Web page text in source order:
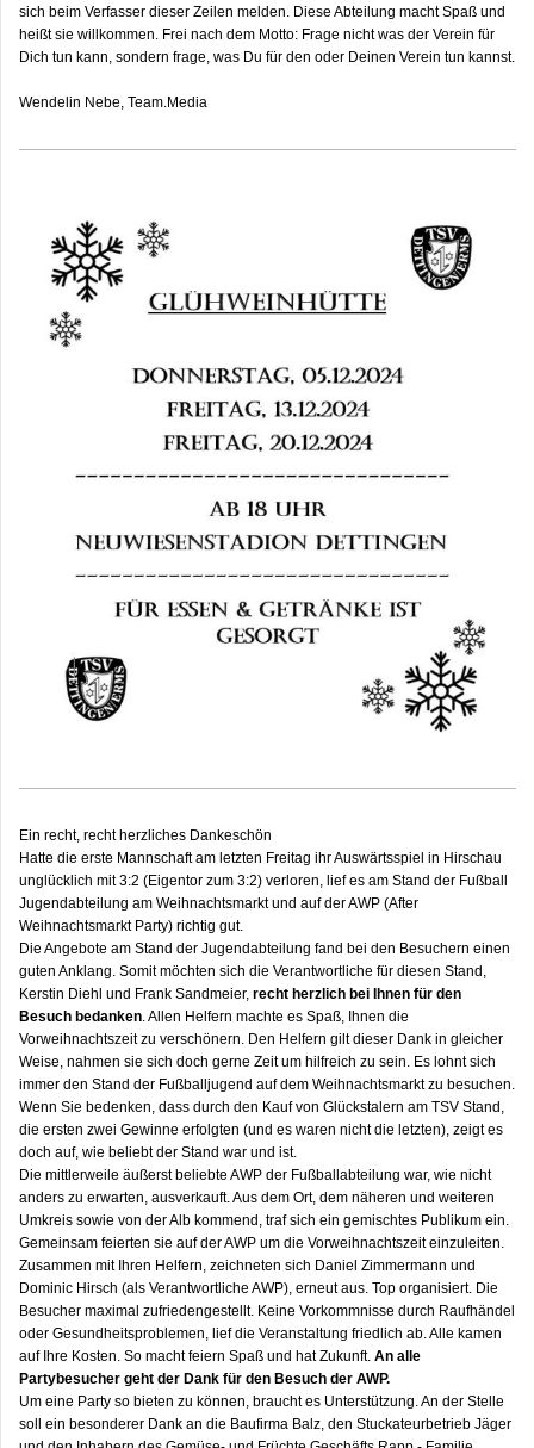
sich beim Verfasser dieser Zeilen melden. Diese Abteilung macht Spaß und
heißt sie willkommen. Frei nach dem Motto: Frage nicht was der Verein für
Dich tun kann, sondern frage, was Du für den oder Deinen Verein tun kannst.
Wendelin Nebe, Team.Media
Ein recht, recht herzliches Dankeschön
Hatte die erste Mannschaft am letzten Freitag ihr Auswärtsspiel in Hirschau
unglücklich mit 3:2 (Eigentor zum 3:2) verloren, lief es am Stand der Fußball
Jugendabteilung am Weihnachtsmarkt und auf der AWP (After
Weihnachtsmarkt Party) richtig gut.
Die Angebote am Stand der Jugendabteilung fand bei den Besuchern einen
guten Anklang. Somit möchten sich die Verantwortliche für diesen Stand,
Kerstin Diehl und Frank Sandmeier, recht herzlich bei Ihnen für den
Besuch bedanken. Allen Helfern machte es Spaß, Ihnen die
Vorweihnachtszeit zu verschönern. Den Helfern gilt dieser Dank in gleicher
Weise, nahmen sie sich doch gerne Zeit um hilfreich zu sein. Es lohnt sich
immer den Stand der Fußballjugend auf dem Weihnachtsmarkt zu besuchen.
Wenn Sie bedenken, dass durch den Kauf von Glückstalern am TSV Stand,
die ersten zwei Gewinne erfolgten (und es waren nicht die letzten), zeigt es
doch auf, wie beliebt der Stand war und ist.
Die mittlerweile äußerst beliebte AWP der Fußballabteilung war, wie nicht
anders zu erwarten, ausverkauft. Aus dem Ort, dem näheren und weiteren
Umkreis sowie von der Alb kommend, traf sich ein gemischtes Publikum ein.
Gemeinsam feierten sie auf der AWP um die Vorweihnachtszeit einzuleiten.
Zusammen mit Ihren Helfern, zeichneten sich Daniel Zimmermann und
Dominic Hirsch (als Verantwortliche AWP), erneut aus. Top organisiert. Die
Besucher maximal zufriedengestellt. Keine Vorkommnisse durch Raufhändel
oder Gesundheitsproblemen, lief die Veranstaltung friedlich ab. Alle kamen
auf Ihre Kosten. So macht feiern Spaß und hat Zukunft. An alle
Partybesucher geht der Dank für den Besuch der AWP.
Um eine Party so bieten zu können, braucht es Unterstützung. An der Stelle
soll ein besonderer Dank an die Baufirma Balz, den Stuckateurbetrieb Jäger